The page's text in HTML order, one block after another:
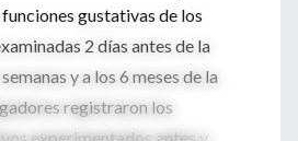
gustativas de los
2 días antes de la
y a los 6 meses de la
registraron los